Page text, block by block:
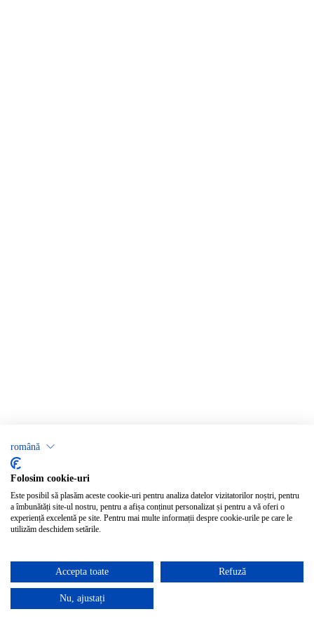
română
Folosim cookie-uri
Este posibil să plasăm aceste cookie-uri pentru analiza datelor vizitatorilor noștri, pentru
a îmbunătăți site-ul nostru, pentru a afișa conținut personalizat și pentru a vă oferi o
experiență excelentă pe site. Pentru mai multe informații despre cookie-urile pe care le
utilizăm deschidem setările.
Accepta toate Refuză
Nu, ajustați